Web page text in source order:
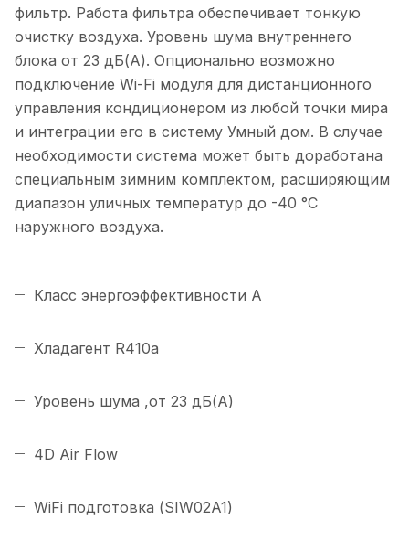
фильтр. Работа фильтра обеспечивает тонкую
очистку воздуха. Уровень шума внутреннего
блока от 23 дБ(А). Опционально возможно
подключение Wi-Fi модуля для дистанционного
управления кондиционером из любой точки мира
и интеграции его в систему Умный дом. В случае
необходимости система может быть доработана
специальным зимним комплектом, расширяющим
диапазон уличных температур до -40 °С
наружного воздуха.
Класс энергоэффективности А
Хладагент R410a
Уровень шума ,от 23 дБ(А)
4D Air Flow
WiFi подготовка (SIW02A1)